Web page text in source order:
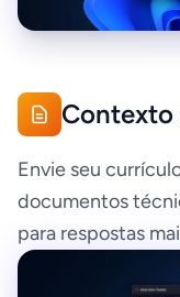
Contexto
Envie seu
documentos
para respostas